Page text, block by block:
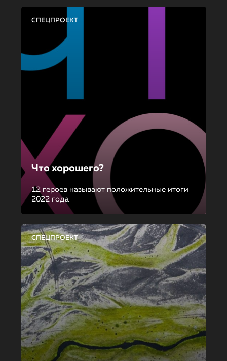
СПЕЦПРОЕКТ
Что хорошего?
12 героев называют положительные итоги
2022 года
СПЕЦПРОЕКТ